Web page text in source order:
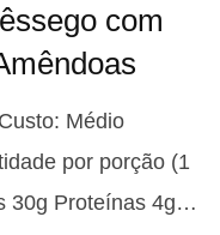
com
Médio
por porção (1
30g Proteínas 4g…